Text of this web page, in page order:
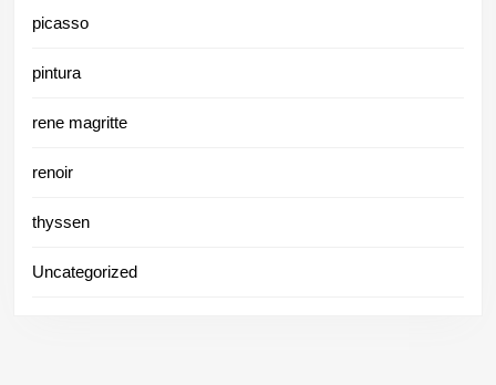
picasso
pintura
rene magritte
renoir
thyssen
Uncategorized